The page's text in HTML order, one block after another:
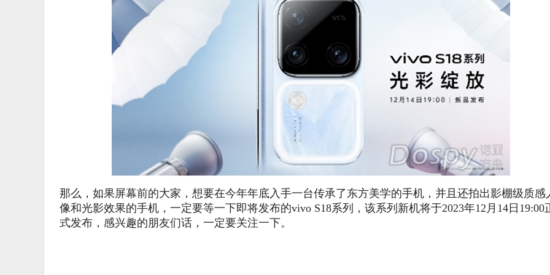
那么，如果屏幕前的大家，想要在今年年底入手一台传承了东方美学的手机，并且还拍出影棚级质感
像和光影效果的手机，一定要等一下即将发布的vivo S18系列，该系列新机将于2023年12月14日19:00
式发布，感兴趣的朋友们话，一定要关注一下。